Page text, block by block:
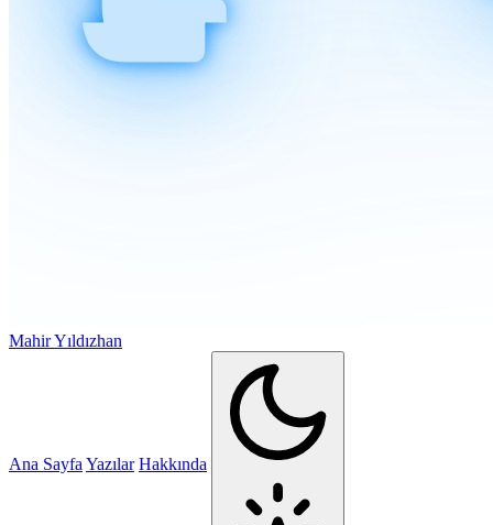
Mahir Yıldızhan
Ana Sayfa Yazılar Hakkında